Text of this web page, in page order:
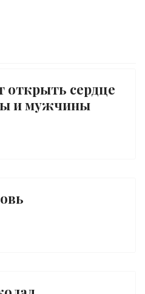
и разведки на исход войны
Кастро, Черчилль,
сердце
и мужчины